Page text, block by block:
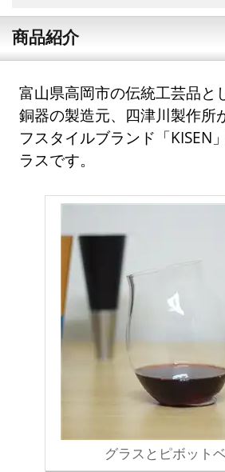
商品紹介
富山県高岡市の伝統工芸品と
銅器の製造元、四津川製作所
フスタイルブランド「KISEN
ラスです。
グラスとピボット